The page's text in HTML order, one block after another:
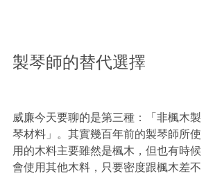
製琴師的替代選擇
威廉今天要聊的是第三種：「非楓木製
琴材料」。其實幾百年前的製琴師所使
用的木料主要雖然是楓木，但也有時候
會使用其他木料，只要密度跟楓木差不